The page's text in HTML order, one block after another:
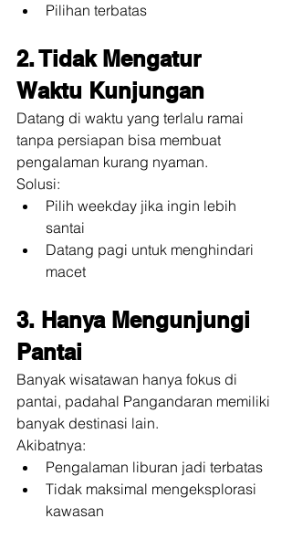
Pilihan terbatas
2. Tidak Mengatur
Waktu Kunjungan
Datang di waktu yang terlalu ramai
tanpa persiapan bisa membuat
pengalaman kurang nyaman.
Solusi:
Pilih weekday jika ingin lebih
santai
Datang pagi untuk menghindari
macet
3. Hanya Mengunjungi
Pantai
Banyak wisatawan hanya fokus di
pantai, padahal Pangandaran memiliki
banyak destinasi lain.
Akibatnya:
Pengalaman liburan jadi terbatas
Tidak maksimal mengeksplorasi
kawasan